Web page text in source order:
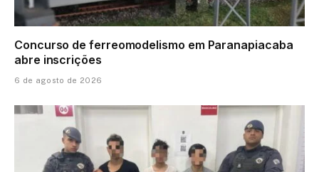
Concurso de ferreomodelismo em Paranapiacaba
abre inscrições
6 de agosto de 2026